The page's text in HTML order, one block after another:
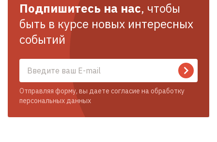
Подпишитесь на нас, чтобы
быть в курсе новых интересных
событий
Отправляя форму, вы даете согласие на обработку
персональных данных